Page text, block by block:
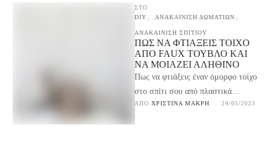
ΣΤΟ
DIY
ΑΝΑΚΑΙΝΙΣΗ ΔΩΜΑΤΙΩΝ
ΑΝΑΚΑΙΝΙΣΗ ΣΠΙΤΙΟΥ
ΠΩΣ ΝΑ ΦΤΙΆΞΕΙΣ ΤΟΊΧΟ
ΑΠΌ FAUX ΤΟΎΒΛΟ ΚΑΙ
ΝΑ ΜΟΙΆΖΕΙ ΑΛΗΘΙΝΌ
Πως να φτιάξεις έναν όμορφο τοίχο
στο σπίτι σου από πλαστικά
πάνελς faux τούβλο και να τον
ΑΠΌ ΧΡΙΣΤΊΝΑ ΜΑΚΡΉ 24/05/2023